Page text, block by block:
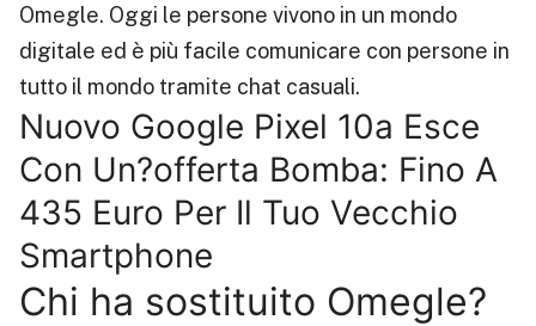
Omegle. Oggi le persone vivono in un mondo
digitale ed è più facile comunicare con persone in
tutto il mondo tramite chat casuali.
Nuovo Google Pixel 10a Esce
Con Un?offerta Bomba: Fino A
435 Euro Per Il Tuo Vecchio
Smartphone
Chi ha sostituito Omegle?